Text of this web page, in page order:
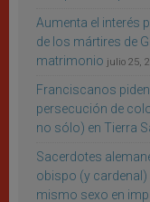
Aumenta el interés
de los mártires de
matrimonio julio 25,
Franciscanos
persecución de
no sólo) en Tierra
Sacerdotes
obispo (y cardenal)
mismo sexo en